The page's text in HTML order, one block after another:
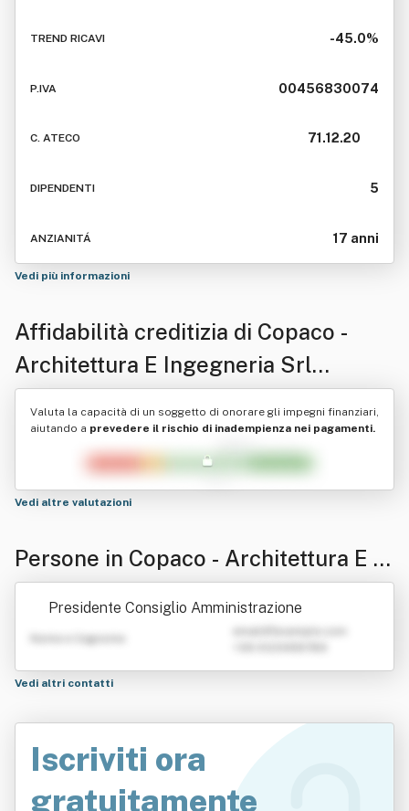
TREND RICAVI -45.0%
P.IVA 00456830074
C. ATECO 71.12.20
DIPENDENTI 5
ANZIANITÁ 17 anni
Vedi più informazioni
Affidabilità creditizia di Copaco -
Architettura E Ingegneria Srl
Siglabile Copaco Srl
Valuta la capacità di un soggetto di onorare gli impegni finanziari,
aiutando a prevedere il rischio di inadempienza nei pagamenti.
Vedi altre valutazioni
Persone in Copaco - Architettura E In
gegneria Srl Siglabile Copaco Srl
Presidente Consiglio Amministrazione
Nome e Cognome
Vedi altri contatti
Iscriviti ora
gratuitamente